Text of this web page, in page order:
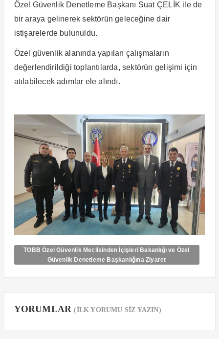
Özel Güvenlik Denetleme Başkanı Suat ÇELİK ile de
bir araya gelinerek sektörün geleceğine dair
istişarelerde bulunuldu.
Özel güvenlik alanında yapılan çalışmaların
değerlendirildiği toplantılarda, sektörün gelişimi için
atılabilecek adımlar ele alındı.
TOBB Özel Güvenlik Meclisinden İçişleri Bakanlığı ve Özel
Güvenlik Denetleme Başkanlığına Ziyaret
YORUMLAR(İLK YORUMU SİZ YAZIN)